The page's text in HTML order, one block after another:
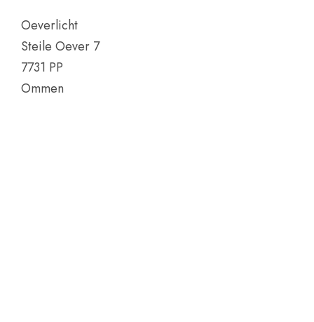
Oeverlicht
Steile Oever 7
7731 PP
Ommen